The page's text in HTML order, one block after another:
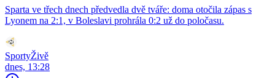
Sparta ve třech dnech předvedla dvě tváře: doma otočila zápas s
Lyonem na 2:1, v Boleslavi prohrála 0:2 už do poločasu.
SportyŽivě
dnes, 13:28